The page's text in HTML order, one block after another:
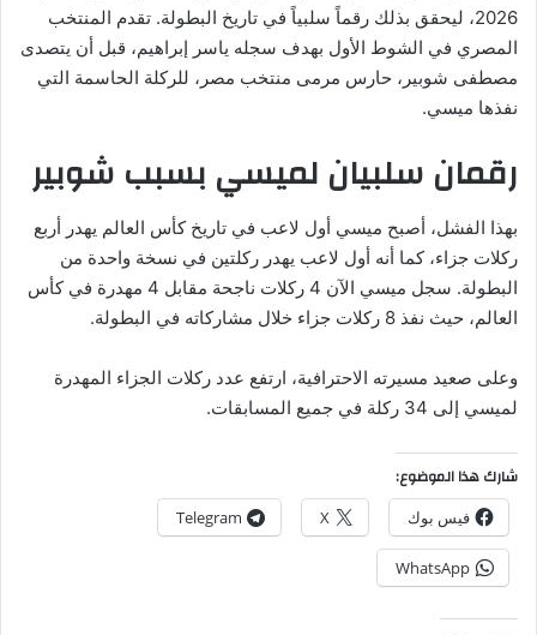
2026، ليحقق بذلك رقماً سلبياً في تاريخ البطولة. تقدم المنتخب
المصري في الشوط الأول بهدف سجله ياسر إبراهيم، قبل أن يتصدى
مصطفى شوبير، حارس مرمى منتخب مصر، للركلة الحاسمة التي
نفذها ميسي.
رقمان سلبيان لميسي بسبب شوبير
بهذا الفشل، أصبح ميسي أول لاعب في تاريخ كأس العالم يهدر أربع
ركلات جزاء، كما أنه أول لاعب يهدر ركلتين في نسخة واحدة من
البطولة. سجل ميسي الآن 4 ركلات ناجحة مقابل 4 مهدرة في كأس
العالم، حيث نفذ 8 ركلات جزاء خلال مشاركاته في البطولة.
وعلى صعيد مسيرته الاحترافية، ارتفع عدد ركلات الجزاء المهدرة
لميسي إلى 34 ركلة في جميع المسابقات.
شارك هذا الموضوع:
فيس بوك X
Telegram
WhatsApp